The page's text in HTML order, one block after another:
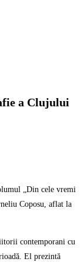
a Clujului
„Din cele vremi
Coposu, aflat la
contemporani cu
El prezintă